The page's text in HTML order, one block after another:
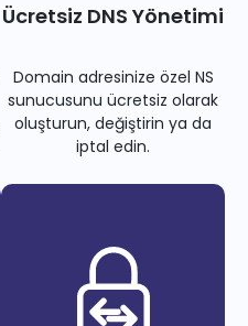
Ücretsiz DNS Yönetimi
Domain adresinize özel NS
sunucusunu ücretsiz olarak
oluşturun, değiştirin ya da
iptal edin.